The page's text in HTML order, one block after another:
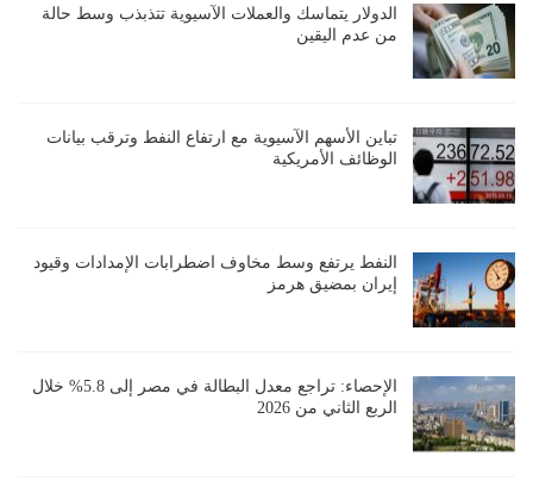
الدولار يتماسك والعملات الآسيوية تتذبذب وسط حالة
من عدم اليقين
تباين الأسهم الآسيوية مع ارتفاع النفط وترقب بيانات
الوظائف الأمريكية
النفط يرتفع وسط مخاوف اضطرابات الإمدادات وقيود
إيران بمضيق هرمز
الإحصاء: تراجع معدل البطالة في مصر إلى 5.8% خلال
الربع الثاني من 2026